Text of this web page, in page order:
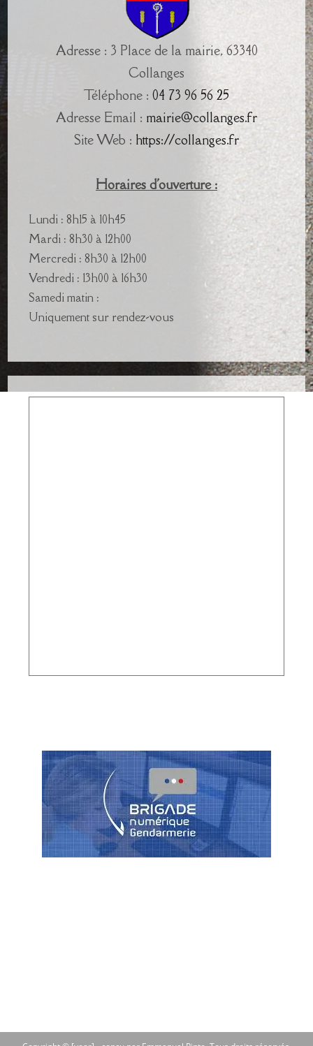
Adresse : 3 Place de la mairie, 63340
Collanges
Téléphone : 04 73 96 56 25
Adresse Email : mairie@collanges.fr
Site Web : https://collanges.fr
Horaires d'ouverture :
Lundi : 8h15 à 10h45
Mardi : 8h30 à 12h00
Mercredi : 8h30 à 12h00
Vendredi : 13h00 à 16h30
Samedi matin :
Uniquement sur rendez-vous